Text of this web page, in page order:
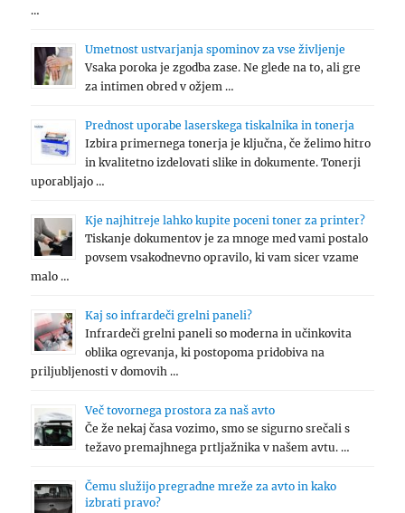
…
Umetnost ustvarjanja spominov za vse življenje
Vsaka poroka je zgodba zase. Ne glede na to, ali gre
za intimen obred v ožjem …
Prednost uporabe laserskega tiskalnika in tonerja
Izbira primernega tonerja je ključna, če želimo hitro
in kvalitetno izdelovati slike in dokumente. Tonerji
uporabljajo …
Kje najhitreje lahko kupite poceni toner za printer?
Tiskanje dokumentov je za mnoge med vami postalo
povsem vsakodnevno opravilo, ki vam sicer vzame
malo …
Kaj so infrardeči grelni paneli?
Infrardeči grelni paneli so moderna in učinkovita
oblika ogrevanja, ki postopoma pridobiva na
priljubljenosti v domovih …
Več tovornega prostora za naš avto
Če že nekaj časa vozimo, smo se sigurno srečali s
težavo premajhnega prtljažnika v našem avtu. …
Čemu služijo pregradne mreže za avto in kako
izbrati pravo?